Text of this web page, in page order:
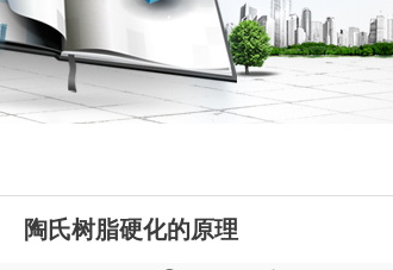
陶氏树脂硬化的原理